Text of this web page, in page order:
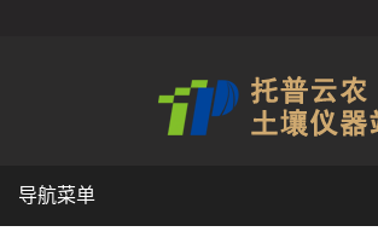
导航菜单